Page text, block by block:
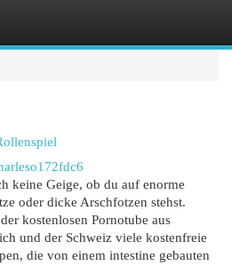
keine Geige, ob du auf enorme
oder dicke Arschfotzen stehst.
kostenlosen Pornotube aus
und der Schweiz viele kostenfreie
die von einem intestine gebauten